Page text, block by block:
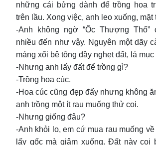
những cái bửng dành để trồng hoa
trên lầu. Xong việc, anh leo xuống,
-Anh không ngờ “Ốc Thượng Thổ”
nhiều đến như vậy. Nguyên một dãy
máng xối bê tông đầy nghẹt đất, lá mục
-Nhưng anh lấy đất để trồng gì?
-Trồng hoa cúc.
-Hoa cúc cũng đẹp đấy nhưng không
anh trồng một ít rau muống thử coi.
-Nhưng giống đâu?
-Anh khỏi lo, em cứ mua rau muống
lấy gốc mà giâm xuống. Đất này coi